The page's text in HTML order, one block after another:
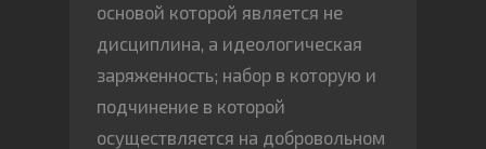
основой которой является не
дисциплина, а идеологическая
заряженность; набор в которую и
подчинение в которой
осуществляется на добровольном